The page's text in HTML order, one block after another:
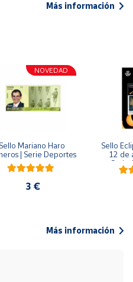
Más información
NOVEDAD
Sello Mariano Haro
| Serie Deportes
3 €
Sello
12 de
Serie
Más información